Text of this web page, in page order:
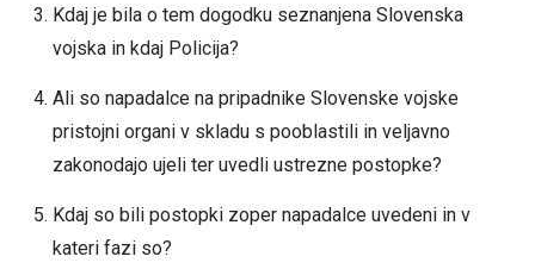
Kdaj je bila o tem dogodku seznanjena Slovenska
vojska in kdaj Policija?
Ali so napadalce na pripadnike Slovenske vojske
pristojni organi v skladu s pooblastili in veljavno
zakonodajo ujeli ter uvedli ustrezne postopke?
Kdaj so bili postopki zoper napadalce uvedeni in v
kateri fazi so?